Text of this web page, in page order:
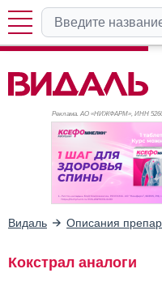
Реклама. АО «НИЖФАРМ», ИНН 526
Видаль Описания
Кокстрал аналоги